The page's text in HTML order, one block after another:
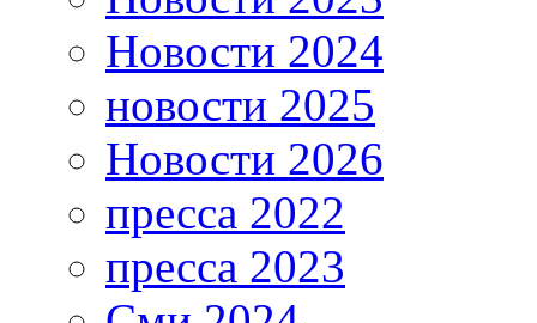
Новости 2024
новости 2025
Новости 2026
пресса 2022
пресса 2023